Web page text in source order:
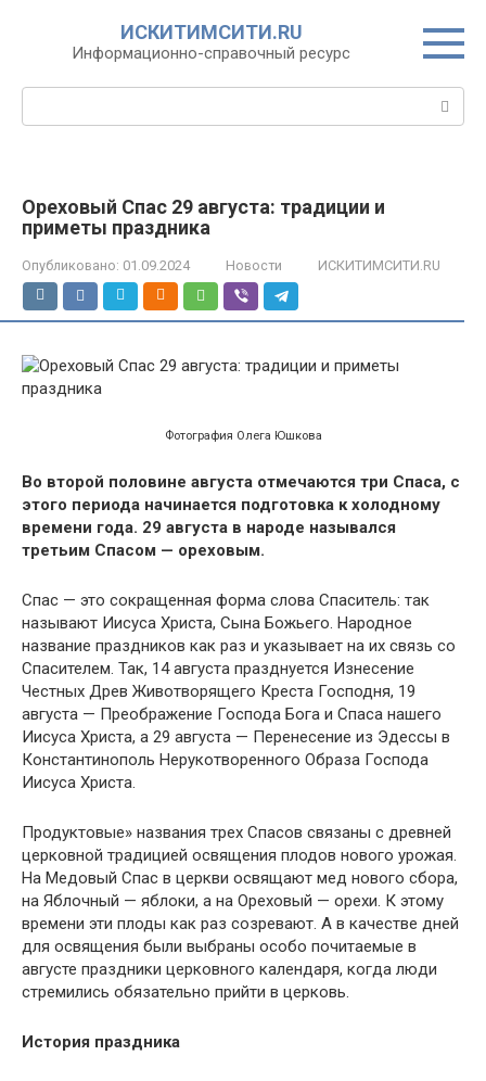
ИСКИТИМСИТИ.RU
Информационно-справочный ресурс
Ореховый Спас 29 августа: традиции и
приметы праздника
Опубликовано: 01.09.2024 Новости ИСКИТИМСИТИ.RU
Фотография Олега Юшкова
Во второй половине августа отмечаются три Спаса, с
этого периода начинается подготовка к холодному
времени года. 29 августа в народе назывался
третьим Спасом — ореховым.
Спас — это сокращенная форма слова Спаситель: так
называют Иисуса Христа, Сына Божьего. Народное
название праздников как раз и указывает на их связь со
Спасителем. Так, 14 августа празднуется Изнесение
Честных Древ Животворящего Креста Господня, 19
августа — Преображение Господа Бога и Спаса нашего
Иисуса Христа, а 29 августа — Перенесение из Эдессы в
Константинополь Нерукотворенного Образа Господа
Иисуса Христа.
Продуктовые» названия трех Спасов связаны с древней
церковной традицией освящения плодов нового урожая.
На Медовый Спас в церкви освящают мед нового сбора,
на Яблочный — яблоки, а на Ореховый — орехи. К этому
времени эти плоды как раз созревают. А в качестве дней
для освящения были выбраны особо почитаемые в
августе праздники церковного календаря, когда люди
стремились обязательно прийти в церковь.
История праздника